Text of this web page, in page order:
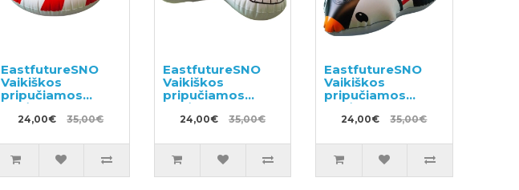
EastfutureSNO
Vaikiškos
pripučiamos
rogės
24,00€ 35,00€
EastfutureSNO
Vaikiškos
pripučiamos
rogės
24,00€ 35,00€
EastfutureSNO
Vaikiškos
pripučiamos
rogės
24,00€ 35,00€